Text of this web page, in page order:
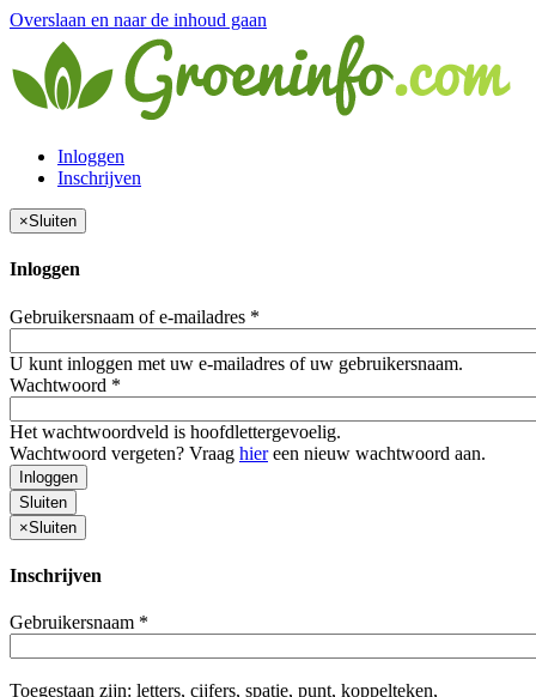
Overslaan en naar de inhoud gaan
Inloggen
Inschrijven
×Sluiten
Inloggen
Gebruikersnaam of e-mailadres *
U kunt inloggen met uw e-mailadres of uw gebruikersnaam.
Wachtwoord *
Het wachtwoordveld is hoofdlettergevoelig.
Wachtwoord vergeten? Vraag hiereen nieuw wachtwoord aan.
Inloggen
Sluiten
×Sluiten
Inschrijven
Gebruikersnaam *
Toegestaan zijn: letters, cijfers, spatie, punt, koppelteken,